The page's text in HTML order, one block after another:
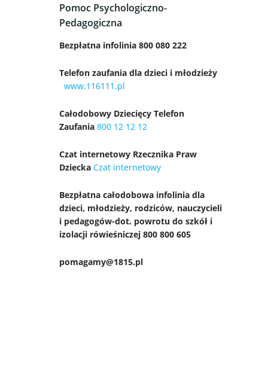
Pomoc Psychologiczno-
Pedagogiczna
Bezpłatna infolinia 800 080 222
Telefon zaufania dla dzieci i młodzieży
www.116111.pl
Całodobowy Dziecięcy Telefon
Zaufania 800 12 12 12
Czat internetowy Rzecznika Praw
Dziecka Czat internetowy
Bezpłatna całodobowa infolinia dla
dzieci, młodzieży, rodziców, nauczycieli
i pedagogów-dot. powrotu do szkół i
izolacji rówieśniczej 800 800 605
pomagamy@1815.pl